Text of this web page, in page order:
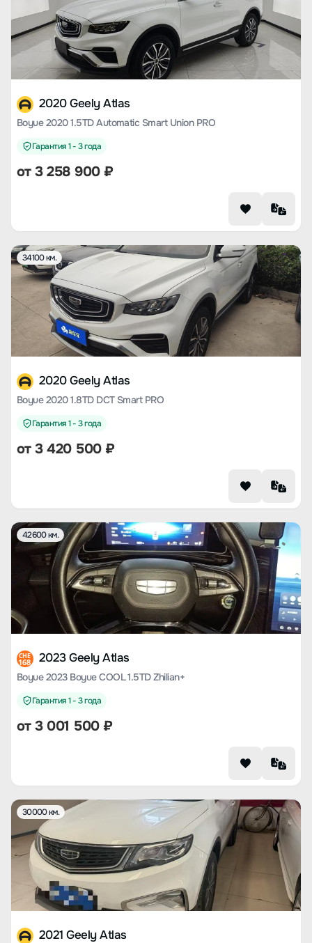
2020 Geely Atlas
Boyue 2020 1.5TD Automatic Smart Union PRO
Гарантия 1 - 3 года
от3 258 900₽
34100 км.
2020 Geely Atlas
Boyue 2020 1.8TD DCT Smart PRO
Гарантия 1 - 3 года
от3 420 500₽
42600 км.
CHE
168 2023 Geely Atlas
Boyue 2023 Boyue COOL 1.5TD Zhilian+
Гарантия 1 - 3 года
от3 001 500₽
30000 км.
2021 Geely Atlas